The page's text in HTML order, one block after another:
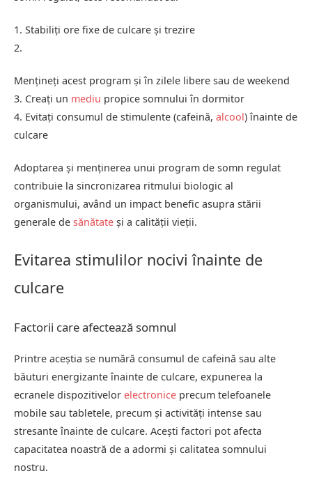
1. Stabiliți ore fixe de culcare și trezire
2.
Mențineți acest program și în zilele libere sau de weekend
3. Creați un mediu propice somnului în dormitor
4. Evitați consumul de stimulente (cafeină, alcool) înainte de
culcare
Adoptarea și menținerea unui program de somn regulat
contribuie la sincronizarea ritmului biologic al
organismului, având un impact benefic asupra stării
generale de sănătate și a calității vieții.
Evitarea stimulilor nocivi înainte de
culcare
Factorii care afectează somnul
Printre aceștia se numără consumul de cafeină sau alte
băuturi energizante înainte de culcare, expunerea la
ecranele dispozitivelor electronice precum telefoanele
mobile sau tabletele, precum și activități intense sau
stresante înainte de culcare. Acești factori pot afecta
capacitatea noastră de a adormi și calitatea somnului
nostru.